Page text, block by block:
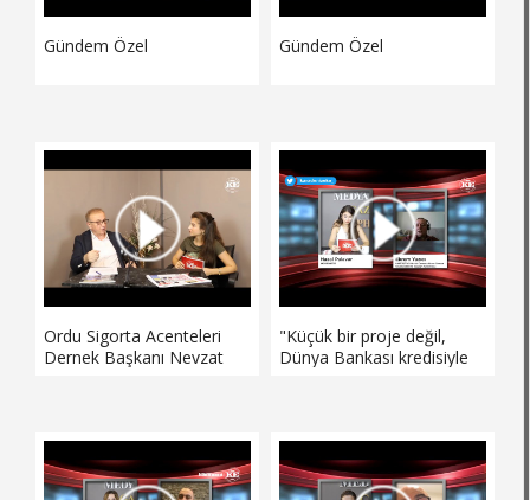
Gündem Özel Gündem Özel
Ordu Sigorta Acenteleri
Dernek Başkanı Nevzat
"Küçük bir proje değil,
Dünya Bankası kredisiyle